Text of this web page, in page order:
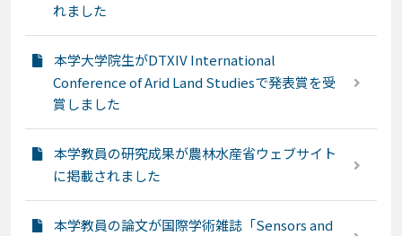
れました
本学大学院生がDTXIV International
Conference of Arid Land Studiesで発表賞を受
賞しました
本学教員の研究成果が農林水産省ウェブサイト
に掲載されました
本学教員の論文が国際学術雑誌「Sensors and